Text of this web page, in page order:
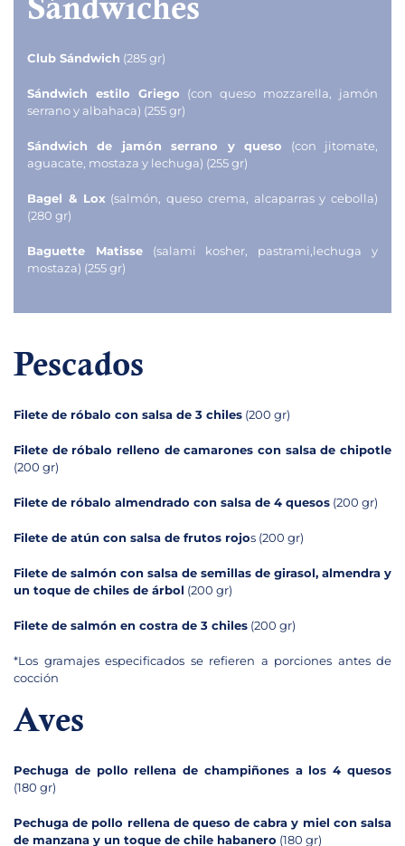
Sándwiches
Club Sándwich (285 gr)
Sándwich estilo Griego (con queso mozzarella, jamón
serrano y albahaca) (255 gr)
Sándwich de jamón serrano y queso (con jitomate,
aguacate, mostaza y lechuga) (255 gr)
Bagel & Lox(salmón, queso crema, alcaparras y cebolla)
(280 gr)
Baguette Matisse(salami kosher, pastrami,lechuga y
mostaza) (255 gr)
Pescados
Filete de róbalo con salsa de 3 chiles (200 gr)
Filete de róbalo relleno de camarones con salsa de chipotle
(200 gr)
Filete de róbalo almendrado con salsa de 4 quesos (200 gr)
Filete de atún con salsa de frutos rojos (200 gr)
Filete de salmón con salsa de semillas de girasol, almendra y
un toque de chiles de árbol (200 gr)
Filete de salmón en costra de 3 chiles (200 gr)
*Los gramajes especificados se refieren a porciones antes de
cocción
Aves
Pechuga de pollo rellena de champiñones a los 4 quesos
(180 gr)
Pechuga de pollo rellena de queso de cabra y miel con salsa
de manzana y un toque de chile habanero (180 gr)